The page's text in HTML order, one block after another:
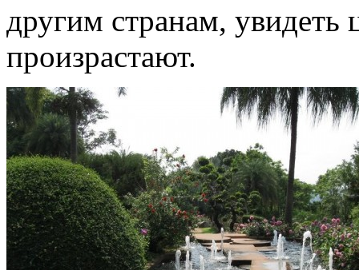
другим странам, увидеть
произрастают.